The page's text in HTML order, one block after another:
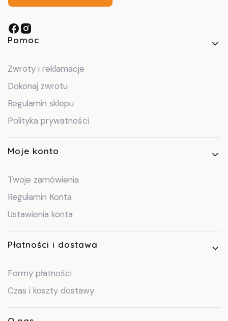
Linki w stopce
Pomoc
Zwroty i reklamacje
Dokonaj zwrotu
Regulamin sklepu
Polityka prywatności
Moje konto
Twoje zamówienia
Regulamin Konta
Ustawienia konta
Płatności i dostawa
Formy płatności
Czas i koszty dostawy